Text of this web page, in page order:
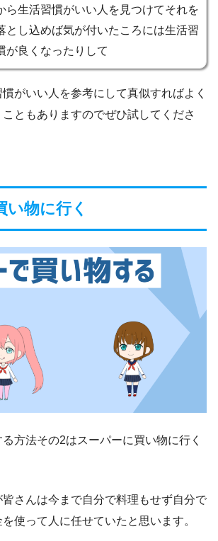
ら生活習慣がいい人を見つけてそれを
とし込めば気が付いたころには生活習
が良くなったりして
がいい人を参考にして真似すればよく
ともありますのでぜひ試してくださ
い物に行く
方法その2はスーパーに買い物に行く
さんは今まで自分で料理もせず自分で
使って人に任せていたと思います。